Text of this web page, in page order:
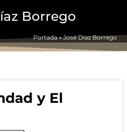
Borrego
Portada»José Díaz Borrego
y El